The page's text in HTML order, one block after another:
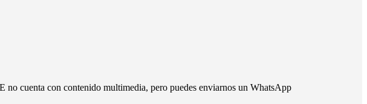
no cuenta con contenido multimedia, pero puedes enviarnos un WhatsApp